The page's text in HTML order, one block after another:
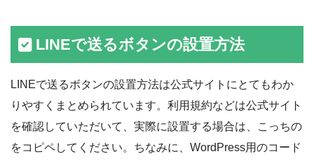
LINEで送るボタンの設置方法
LINEで送るボタンの設置方法は公式サイトにとてもわか
りやすくまとめられています。利用規約などは公式サイト
を確認していただいて、実際に設置する場合は、こっちの
をコピペしてください。ちなみに、WordPress用のコード